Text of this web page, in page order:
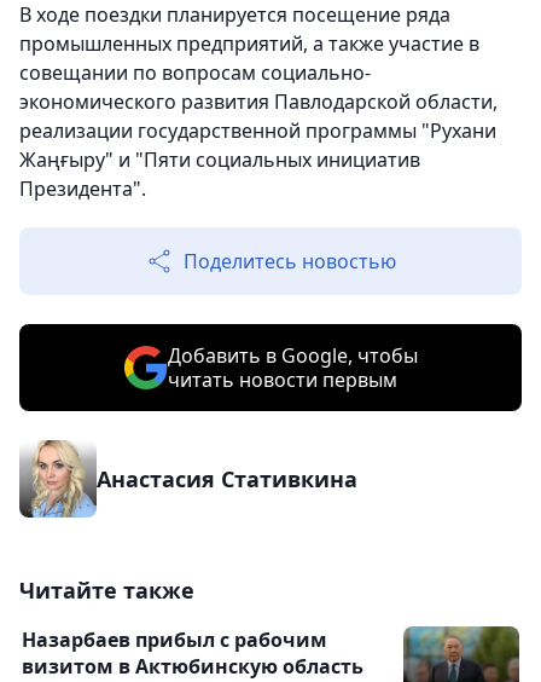
В ходе поездки планируется посещение ряда
промышленных предприятий, а также участие в
совещании по вопросам социально-
экономического развития Павлодарской области,
реализации государственной программы "Рухани
Жаңғыру" и "Пяти социальных инициатив
Президента".
Поделитесь новостью
Добавить в Google, чтобы
читать новости первым
Анастасия Стативкина
Читайте также
Назарбаев прибыл с рабочим
визитом в Актюбинскую область